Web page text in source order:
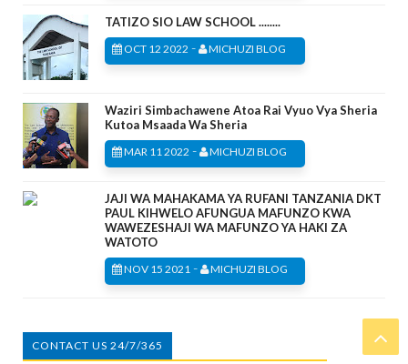
TATIZO SIO LAW SCHOOL ........
OCT 12 2022 - MICHUZI BLOG
Waziri Simbachawene Atoa Rai Vyuo Vya Sheria
Kutoa Msaada Wa Sheria
MAR 11 2022 - MICHUZI BLOG
JAJI WA MAHAKAMA YA RUFANI TANZANIA DKT
PAUL KIHWELO AFUNGUA MAFUNZO KWA
WAWEZESHAJI WA MAFUNZO YA HAKI ZA
WATOTO
NOV 15 2021 - MICHUZI BLOG
CONTACT US 24/7/365